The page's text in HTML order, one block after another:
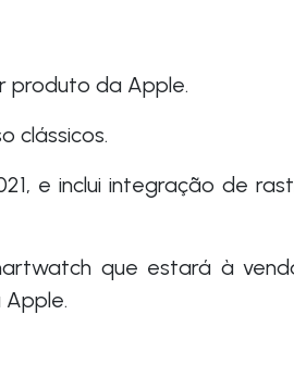
produto da Apple.
clássicos.
e inclui integração de
que estará à